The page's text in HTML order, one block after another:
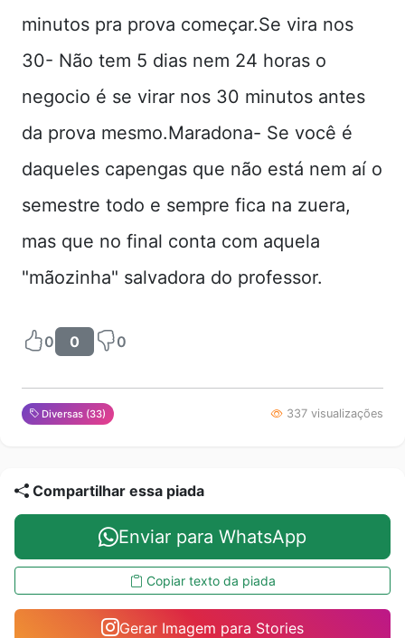
minutos pra prova começar.Se vira nos
30- Não tem 5 dias nem 24 horas o
negocio é se virar nos 30 minutos antes
da prova mesmo.Maradona- Se você é
daqueles capengas que não está nem aí o
semestre todo e sempre fica na zuera,
mas que no final conta com aquela
"mãozinha" salvadora do professor.
0 0 0
Diversas (33) 337 visualizações
Compartilhar essa piada
Enviar para WhatsApp
Copiar texto da piada
Gerar Imagem para Stories